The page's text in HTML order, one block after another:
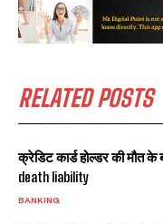
RELATED POSTS
क्रेडिट कार्ड होल्डर की मौत
death liability
BANKING